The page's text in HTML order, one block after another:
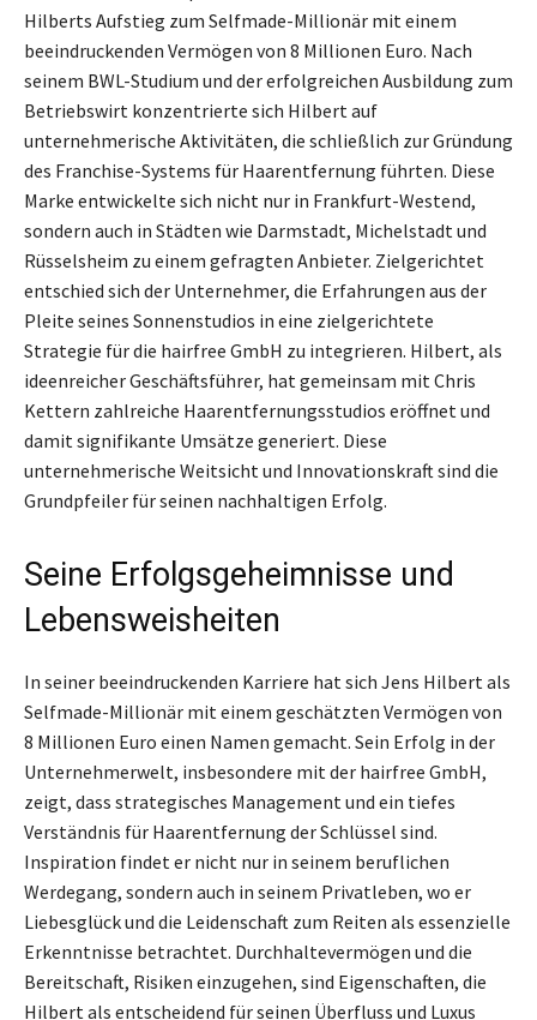
Hilberts Aufstieg zum Selfmade-Millionär mit einem
beeindruckenden Vermögen von 8 Millionen Euro. Nach
seinem BWL-Studium und der erfolgreichen Ausbildung zum
Betriebswirt konzentrierte sich Hilbert auf
unternehmerische Aktivitäten, die schließlich zur Gründung
des Franchise-Systems für Haarentfernung führten. Diese
Marke entwickelte sich nicht nur in Frankfurt-Westend,
sondern auch in Städten wie Darmstadt, Michelstadt und
Rüsselsheim zu einem gefragten Anbieter. Zielgerichtet
entschied sich der Unternehmer, die Erfahrungen aus der
Pleite seines Sonnenstudios in eine zielgerichtete
Strategie für die hairfree GmbH zu integrieren. Hilbert, als
ideenreicher Geschäftsführer, hat gemeinsam mit Chris
Kettern zahlreiche Haarentfernungsstudios eröffnet und
damit signifikante Umsätze generiert. Diese
unternehmerische Weitsicht und Innovationskraft sind die
Grundpfeiler für seinen nachhaltigen Erfolg.
Seine Erfolgsgeheimnisse und
Lebensweisheiten
In seiner beeindruckenden Karriere hat sich Jens Hilbert als
Selfmade-Millionär mit einem geschätzten Vermögen von
8 Millionen Euro einen Namen gemacht. Sein Erfolg in der
Unternehmerwelt, insbesondere mit der hairfree GmbH,
zeigt, dass strategisches Management und ein tiefes
Verständnis für Haarentfernung der Schlüssel sind.
Inspiration findet er nicht nur in seinem beruflichen
Werdegang, sondern auch in seinem Privatleben, wo er
Liebesglück und die Leidenschaft zum Reiten als essenzielle
Erkenntnisse betrachtet. Durchhaltevermögen und die
Bereitschaft, Risiken einzugehen, sind Eigenschaften, die
Hilbert als entscheidend für seinen Überfluss und Luxus